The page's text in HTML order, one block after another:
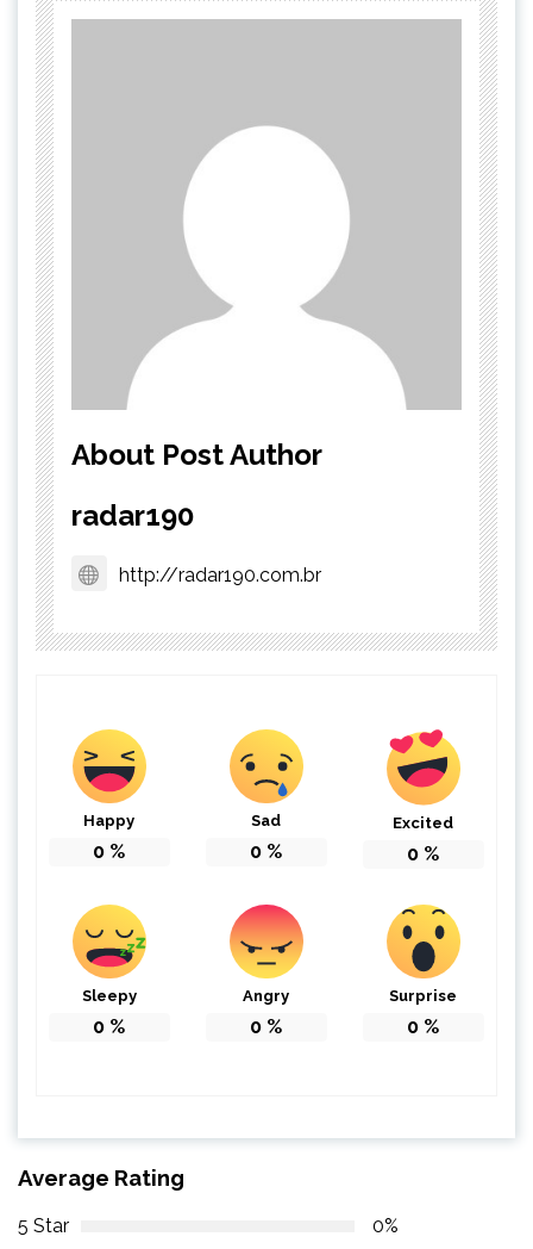
About Post Author
radar190
http://radar190.com.br
Happy
0 %
Sad
0 %
Excited
0 %
Sleepy
0 %
Angry
0 %
Surprise
0 %
Average Rating
5 Star
0%